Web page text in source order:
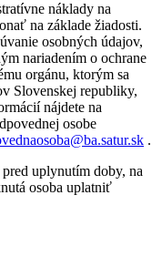
náklady na
na základe žiadosti.
osobných údajov,
nariadením o ochrane
orgánu, ktorým sa
Slovenskej republiky,
nájdete na
osobe
.
uplynutím doby, na
osoba uplatniť